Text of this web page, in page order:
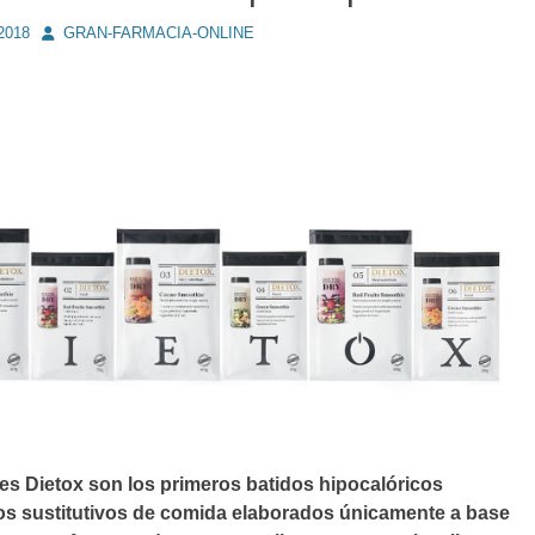
AutorGRAN-FARMACIA-ONLINE
Dietox son los primeros batidos hipocalóricos
sustitutivos de comida elaborados únicamente a base